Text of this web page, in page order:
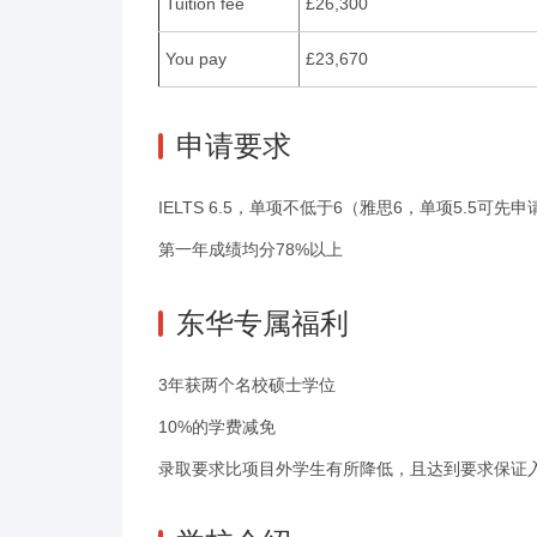
You pay £23,670
申请要求
IELTS 6.5，单项不低于6（雅思6，单项5.5可先申
第一年成绩均分78%以上
东华专属福利
3年获两个名校硕士学位
10%的学费减免
录取要求比项目外学生有所降低，且达到要求保证